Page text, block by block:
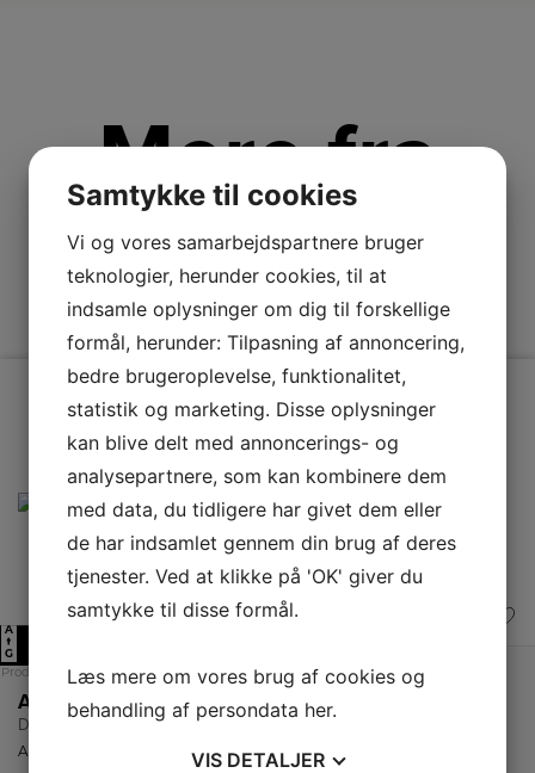
Mere fra
AEG
A
↑
G
Produktdatablad
AEG Emhætte
DPE5650M
AEG Emhætte med fedtfilter og højtydende motor renser.
Samtykke til cookies
Vi og vores samarbejdspartnere bruger
teknologier, herunder cookies, til at
indsamle oplysninger om dig til forskellige
formål, herunder: Tilpasning af annoncering,
bedre brugeroplevelse, funktionalitet,
statistik og marketing. Disse oplysninger
kan blive delt med annoncerings- og
analysepartnere, som kan kombinere dem
med data, du tidligere har givet dem eller
de har indsamlet gennem din brug af deres
tjenester. Ved at klikke på 'OK' giver du
samtykke til disse formål.
Læs mere om vores brug af cookies og
behandling af persondata her.
VIS DETALJER